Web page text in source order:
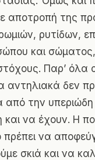
αποτροπή της
ρυτίδων,
και σώματος,
Παρ’ όλα
αντηλιακά δεν
την υπεριώδη
και να έχουν. Η
πρέπει να
σκιά και να